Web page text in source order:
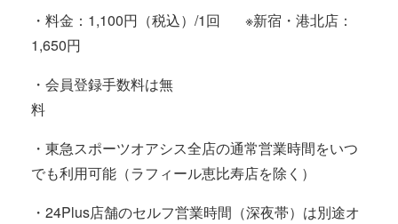
・料金： 1,100円（税込） /1回 ※新宿・港北店：
1,650円
・会員登録手数料は無
料
・東急スポーツオアシス全店の通常営業時間をいつ
でも利用可能（ラフィール恵比寿店を除く）
・ 24Plus店舗のセルフ営業時間（深夜帯）は別途オ